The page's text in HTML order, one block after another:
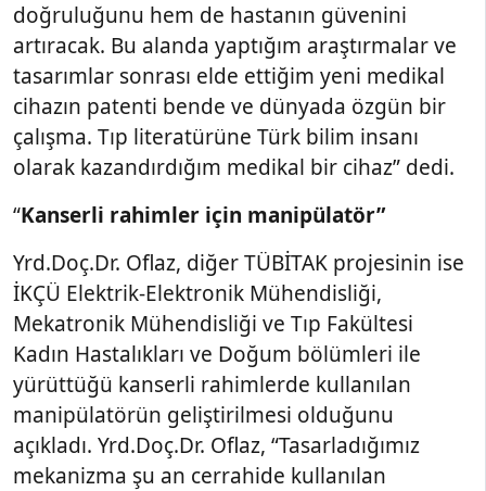
doğruluğunu hem de hastanın güvenini
artıracak. Bu alanda yaptığım araştırmalar ve
tasarımlar sonrası elde ettiğim yeni medikal
cihazın patenti bende ve dünyada özgün bir
çalışma. Tıp literatürüne Türk bilim insanı
olarak kazandırdığım medikal bir cihaz” dedi.
“Kanserli rahimler için manipülatör”
Yrd.Doç.Dr. Oflaz, diğer TÜBİTAK projesinin ise
İKÇÜ Elektrik-Elektronik Mühendisliği,
Mekatronik Mühendisliği ve Tıp Fakültesi
Kadın Hastalıkları ve Doğum bölümleri ile
yürüttüğü kanserli rahimlerde kullanılan
manipülatörün geliştirilmesi olduğunu
açıkladı. Yrd.Doç.Dr. Oflaz, “Tasarladığımız
mekanizma şu an cerrahide kullanılan